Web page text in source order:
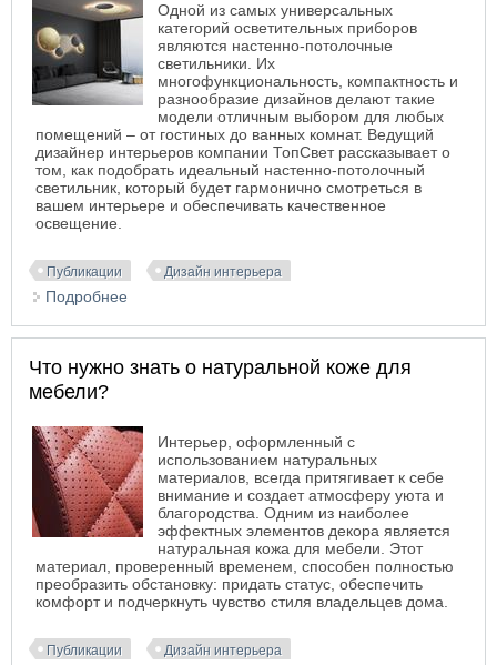
Одной из самых универсальных
категорий осветительных приборов
являются настенно-потолочные
светильники. Их
многофункциональность, компактность и
разнообразие дизайнов делают такие
модели отличным выбором для любых
помещений – от гостиных до ванных комнат. Ведущий
дизайнер интерьеров компании ТопСвет рассказывает о
том, как подобрать идеальный настенно-потолочный
светильник, который будет гармонично смотреться в
вашем интерьере и обеспечивать качественное
освещение.
Публикации Дизайн интерьера
Подробнее
Что нужно знать о натуральной коже для
мебели?
Интерьер, оформленный с
использованием натуральных
материалов, всегда притягивает к себе
внимание и создает атмосферу уюта и
благородства. Одним из наиболее
эффектных элементов декора является
натуральная кожа для мебели. Этот
материал, проверенный временем, способен полностью
преобразить обстановку: придать статус, обеспечить
комфорт и подчеркнуть чувство стиля владельцев дома.
Публикации Дизайн интерьера